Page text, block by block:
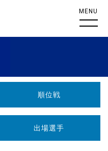
MENU
順位戦
出場選手